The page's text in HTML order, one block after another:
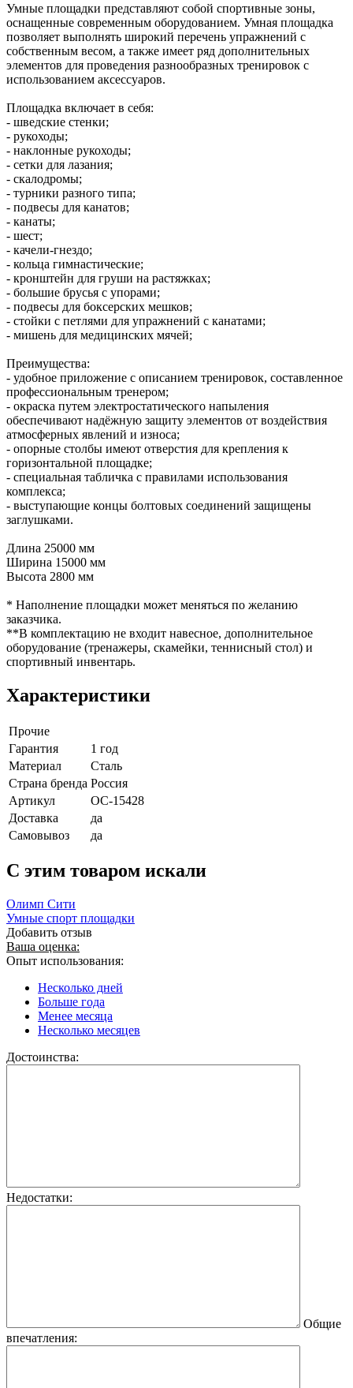
Умные площадки представляют собой спортивные зоны,
оснащенные современным оборудованием. Умная площадка
позволяет выполнять широкий перечень упражнений с
собственным весом, а также имеет ряд дополнительных
элементов для проведения разнообразных тренировок с
использованием аксессуаров.
Площадка включает в себя:
- шведские стенки;
- рукоходы;
- наклонные рукоходы;
- сетки для лазания;
- скалодромы;
- турники разного типа;
- подвесы для канатов;
- канаты;
- шест;
- качели-гнездо;
- кольца гимнастические;
- кронштейн для груши на растяжках;
- большие брусья с упорами;
- подвесы для боксерских мешков;
- стойки с петлями для упражнений с канатами;
- мишень для медицинских мячей;
Преимущества:
- удобное приложение с описанием тренировок, составленное
профессиональным тренером;
- окраска путем электростатического напыления
обеспечивают надёжную защиту элементов от воздействия
атмосферных явлений и износа;
- опорные столбы имеют отверстия для крепления к
горизонтальной площадке;
- специальная табличка с правилами использования
комплекса;
- выступающие концы болтовых соединений защищены
заглушками.
Длина 25000 мм
Ширина 15000 мм
Высота 2800 мм
* Наполнение площадки может меняться по желанию
заказчика.
**В комплектацию не входит навесное, дополнительное
оборудование (тренажеры, скамейки, теннисный стол) и
спортивный инвентарь.
Характеристики
Прочие
Гарантия
1 год
Материал
Сталь
Страна бренда Россия
Артикул
ОС-15428
Доставка
да
Самовывоз
да
C этим товаром искали
Олимп Сити
Умные спорт площадки
Добавить отзыв
Ваша оценка:
Опыт использования:
Несколько дней
Больше года
Менее месяца
Несколько месяцев
Достоинства:
Недостатки:
Общие
впечатления: